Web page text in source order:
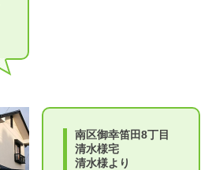
南区御幸笛田8丁目
清水様宅
清水様より